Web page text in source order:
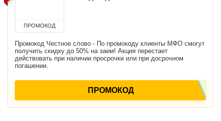
ПРОМОКОД
Промокод Честное слово - По промокоду клиенты МФО смогут
получить скидку до 50% на заем! Акция перестает
действовать при наличии просрочки или при досрочном
погашении.
ПРОМОКОД